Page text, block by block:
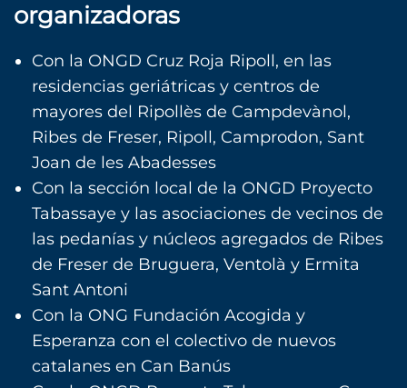
organizadoras
Con la ONGD Cruz Roja Ripoll, en las
residencias geriátricas y centros de
mayores del Ripollès de Campdevànol,
Ribes de Freser, Ripoll, Camprodon, Sant
Joan de les Abadesses
Con la sección local de la ONGD Proyecto
Tabassaye y las asociaciones de vecinos de
las pedanías y núcleos agregados de Ribes
de Freser de Bruguera, Ventolà y Ermita
Sant Antoni
Con la ONG Fundación Acogida y
Esperanza con el colectivo de nuevos
catalanes en Can Banús